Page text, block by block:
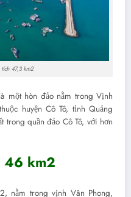
47,3 km2
một hòn đảo nằm trong Vịnh
huyện Cô Tô, tỉnh Quảng
trong quần đảo Cô Tô, với hơn
46 km2
nằm trong vịnh Vân Phong,